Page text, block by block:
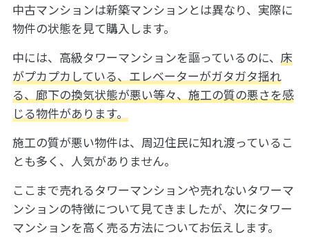
中古マンションは新築マンションとは異なり、実際に
物件の状態を見て購入します。
中には、高級タワーマンションを謳っているのに、 床
がプカプカしている、エレベーターがガタガタ揺れ
る、廊下の換気状態が悪い等々、施工の質の悪さを感
じる物件があります。
施工の質が悪い物件は、周辺住民に知れ渡っているこ
とも多く、人気がありません。
ここまで売れるタワーマンションや売れないタワーマ
ンションの特徴について見てきましたが、次にタワー
マンションを高く売る方法についてお伝えします。